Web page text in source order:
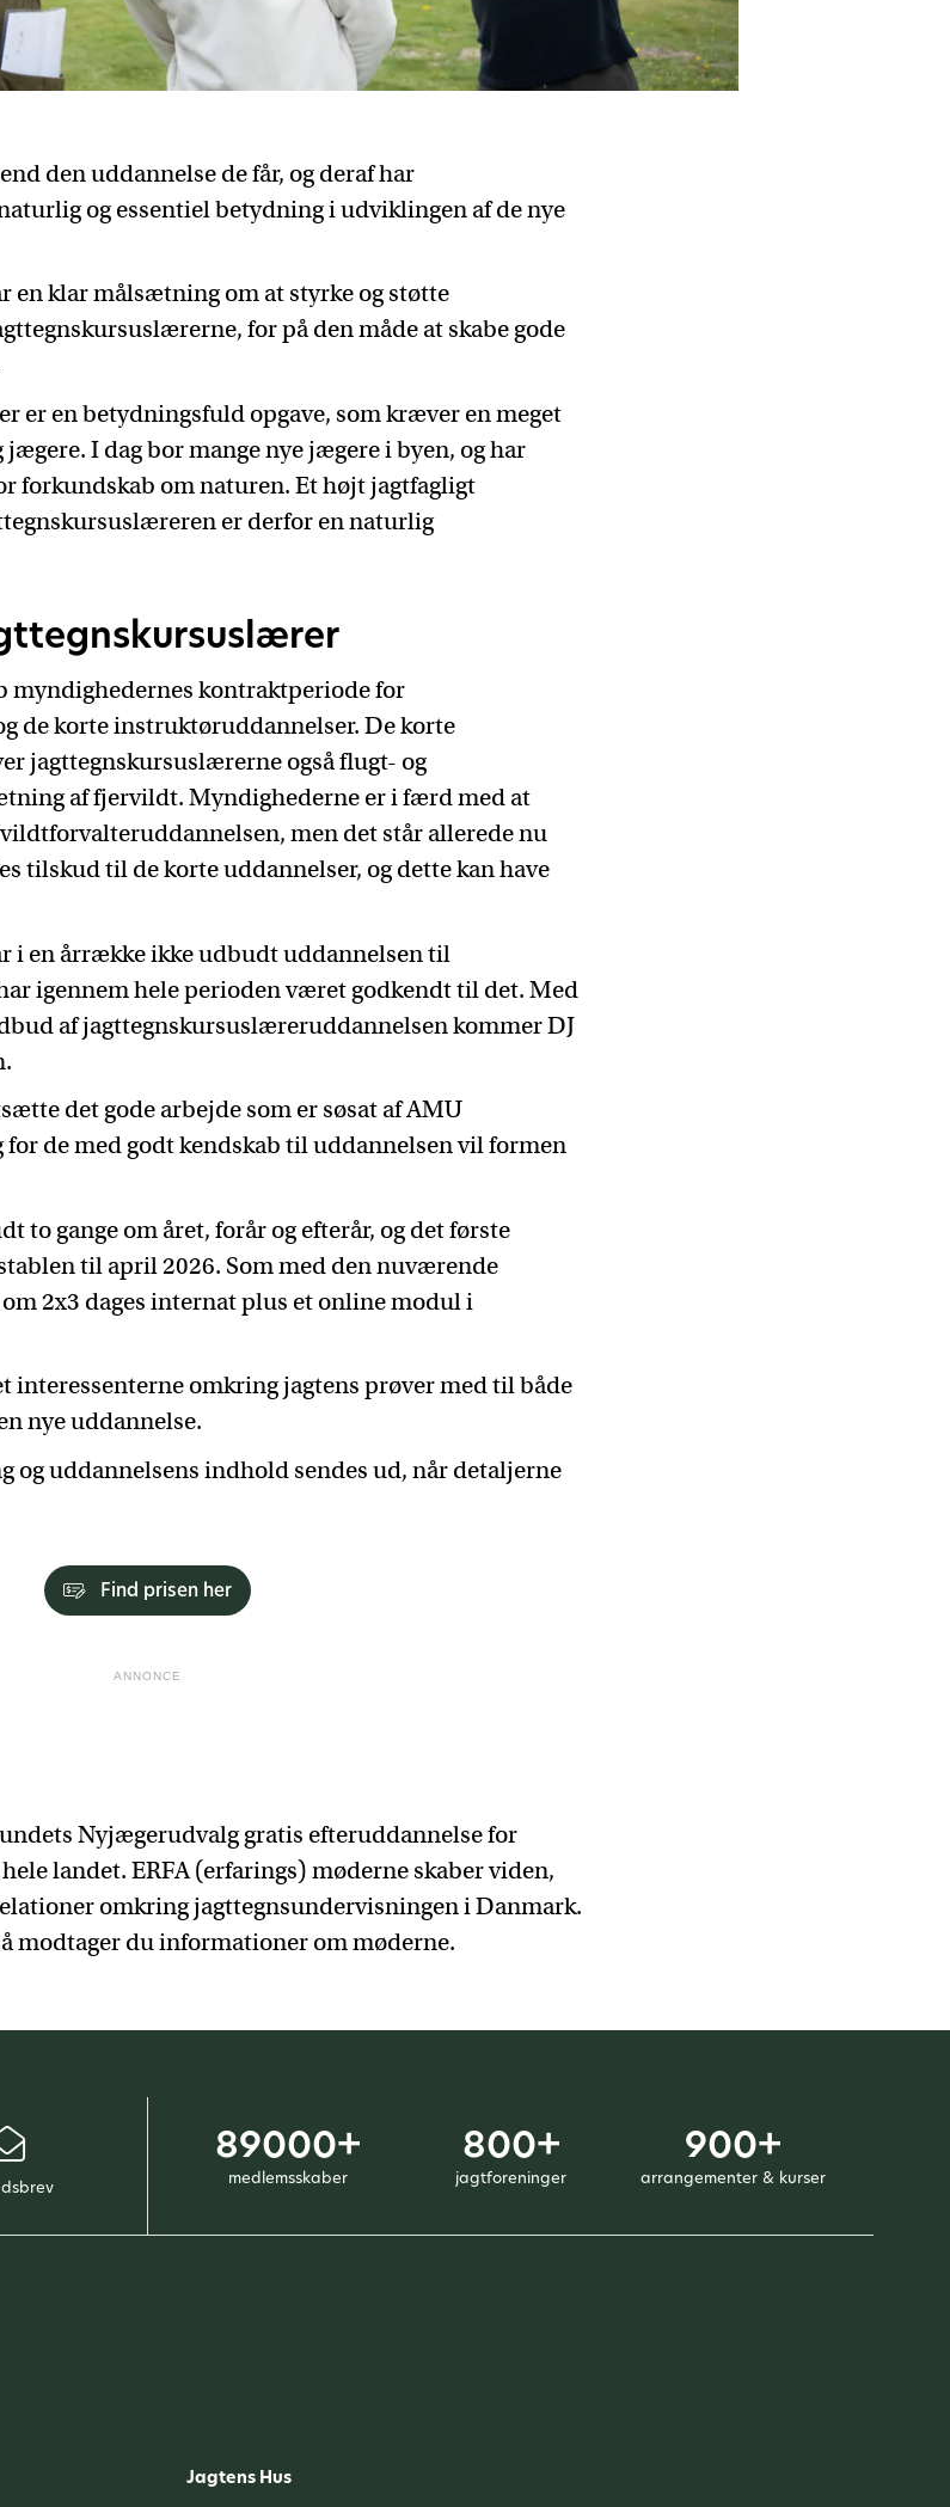
den uddannelse de får, og deraf har
og essentiel betydning i udviklingen af de nye
klar målsætning om at styrke og støtte
for på den måde at skabe gode
er en betydningsfuld opgave, som kræver en meget
I dag bor mange nye jægere i byen, og har
forkundskab om naturen. Et højt jagtfagligt
er derfor en naturlig
myndighedernes kontraktperiode for
de korte instruktøruddannelser. De korte
jagttegnskursuslærerne også flugt- og
af fjervildt. Myndighederne er i færd med at
men det står allerede nu
tilskud til de korte uddannelser, og dette kan have
i en årrække ikke udbudt uddannelsen til
igennem hele perioden været godkendt til det. Med
af jagttegnskursuslæreruddannelsen kommer DJ
det gode arbejde som er søsat af AMU
de med godt kendskab til uddannelsen vil formen
to gange om året, forår og efterår, og det første
til april 2026. Som med den nuværende
2x3 dages internat plus et online modul i
interessenterne omkring jagtens prøver med til både
nye uddannelse.
uddannelsens indhold sendes ud, når detaljerne
Find prisen her
ANNONCE
Nyjægerudvalg gratis efteruddannelse for
landet. ERFA (erfarings) møderne skaber viden,
omkring jagttegnsundervisningen i Danmark.
modtager du informationer om møderne.
89000+
medlemsskaber
800+
jagtforeninger
900+
arrangementer & kurser
Jagtens Hus